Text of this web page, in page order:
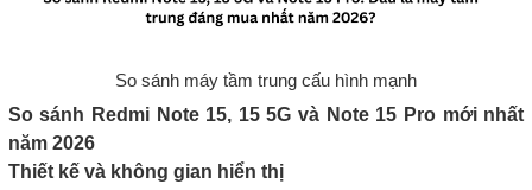
So sánh máy tầm trung cấu hình mạnh
So sánh Redmi Note 15, 15 5G và Note 15 Pro mới nhất
năm 2026
Thiết kế và không gian hiển thị